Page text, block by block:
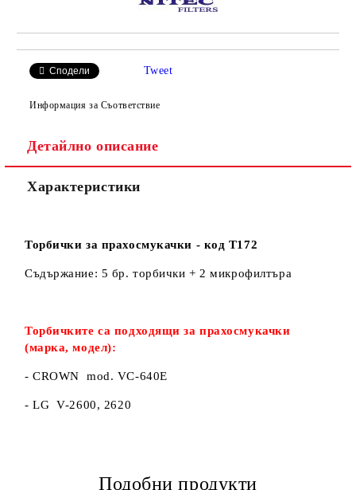
Сподели Tweet
Информация за Съответствие
Детайлно описание
Характеристики
Торбички за прахосмукачки - код Т172
Съдържание: 5 бр. торбички + 2 микрофилтъра
Торбичките са подходящи за прахосмукачки
(марка, модел):
- CROWN mod. VC-640E
- LG V-2600, 2620
Подобни продукти